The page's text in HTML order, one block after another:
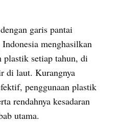
garis pantai
menghasilkan
plastik setiap tahun, di
di laut. Kurangnya
penggunaan plastik
rendahnya kesadaran
utama.